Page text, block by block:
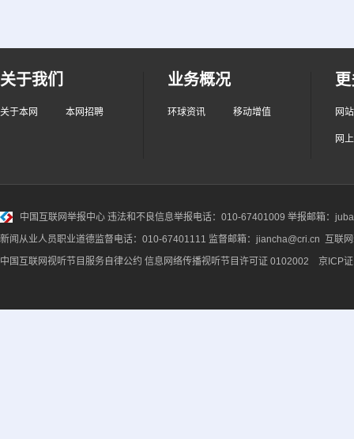
关于我们
关于本网 本网招聘
业务概况
环球资讯 移动增值 网
网
中国互联网举报中心 违法和不良信息举报电话：010-67401009 举报邮箱：
新闻从业人员职业道德监督电话：010-67401111 监督邮箱：jiancha@cri.cn 互联
中国互联网视听节目服务自律公约 信息网络传播视听节目许可证 0102002 京ICP